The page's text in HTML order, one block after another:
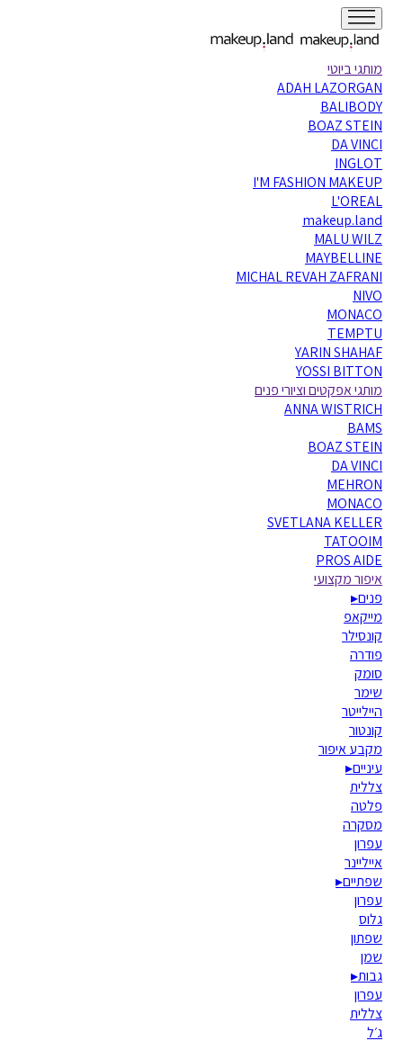
מותגי ביוטי
ADAH LAZORGAN
BALIBODY
BOAZ STEIN
DA VINCI
INGLOT
I'M FASHION MAKEUP
L'OREAL
makeup.land
MALU WILZ
MAYBELLINE
MICHAL REVAH ZAFRANI
NIVO
MONACO
TEMPTU
YARIN SHAHAF
YOSSI BITTON
מותגי אפקטים וציורי פנים
ANNA WISTRICH
BAMS
BOAZ STEIN
DA VINCI
MEHRON
MONACO
SVETLANA KELLER
TATOOIM
PROS AIDE
איפור מקצועי
פנים▸
מייקאפ
קונסילר
פודרה
סומק
שימר
היילייטר
קונטור
מקבע איפור
עיניים▸
צללית
פלטה
מסקרה
עפרון
אייליינר
שפתיים▸
עפרון
גלוס
שפתון
שמן
גבות▸
עפרון
צללית
ג׳ל